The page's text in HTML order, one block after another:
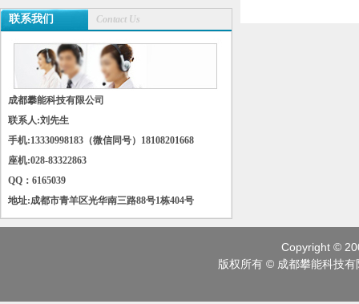
联系我们 Contact Us
成都攀能科技有限公司
联系人:刘先生
手机:13330998183 （微信同号） 18108201668
座机:028-83322863
QQ：6165039
地址:成都市青羊区光华南三路88号1栋404号
Copyright ©
版权所有 © 成都攀能科技